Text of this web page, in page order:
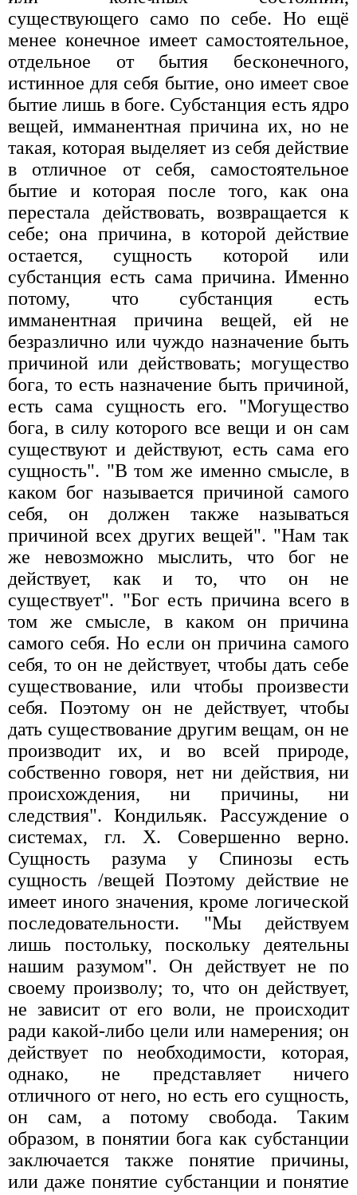
существующего само по себе. Но ещё
менее конечное имеет самостоятельное,
отдельное от бытия бесконечного,
истинное для себя бытие, оно имеет свое
бытие лишь в боге. Субстанция есть ядро
вещей, имманентная причина их, но не
такая, которая выделяет из себя действие
в отличное от себя, самостоятельное
бытие и которая после того, как она
перестала действовать, возвращается к
себе; она причина, в которой действие
остается, сущность которой или
субстанция есть сама причина. Именно
потому, что субстанция есть
имманентная причина вещей, ей не
безразлично или чуждо назначение быть
причиной или действовать; могущество
бога, то есть назначение быть причиной,
есть сама сущность его. "Могущество
бога, в силу которого все вещи и он сам
существуют и действуют, есть сама его
сущность". "В том же именно смысле, в
каком бог называется причиной самого
себя, он должен также называться
причиной всех других вещей". "Нам так
же невозможно мыслить, что бог не
действует, как и то, что он не
существует". "Бог есть причина всего в
том же смысле, в каком он причина
самого себя. Но если он причина самого
себя, то он не действует, чтобы дать себе
существование, или чтобы произвести
себя. Поэтому он не действует, чтобы
дать существование другим вещам, он не
производит их, и во всей природе,
собственно говоря, нет ни действия, ни
происхождения, ни причины, ни
следствия". Кондильяк. Рассуждение о
системах, гл. X. Совершенно верно.
Сущность разума у Спинозы есть
сущность /вещей Поэтому действие не
имеет иного значения, кроме логической
последовательности. "Мы действуем
лишь постольку, поскольку деятельны
нашим разумом". Он действует не по
своему произволу; то, что он действует,
не зависит от его воли, не происходит
ради какой-либо цели или намерения; он
действует по необходимости, которая,
однако, не представляет ничего
отличного от него, но есть его сущность,
он сам, а потому свобода. Таким
образом, в понятии бога как субстанции
заключается также понятие причины,
или даже понятие субстанции и понятие